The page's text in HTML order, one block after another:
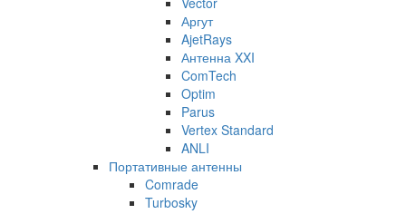
Аргут
AjetRays
Антенна XXI
ComTech
Optim
Parus
Vertex Standard
ANLI
Портативные антенны
Comrade
Turbosky